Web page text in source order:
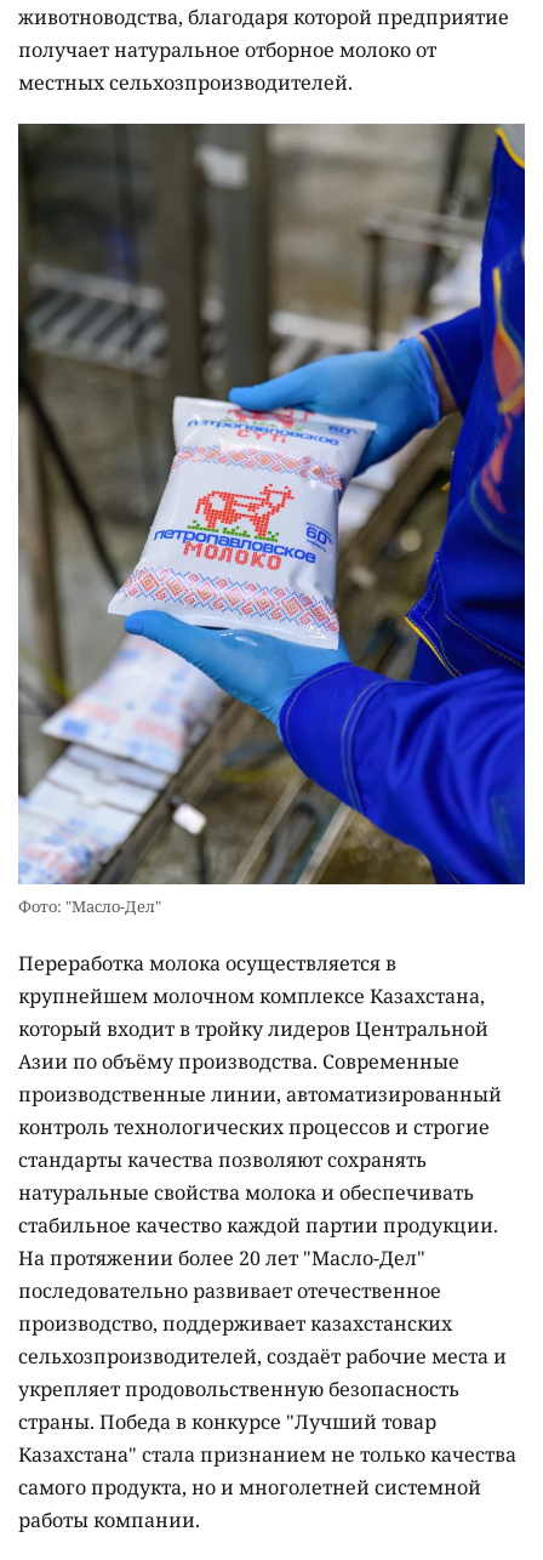
животноводства, благодаря которой предприятие
получает натуральное отборное молоко от
местных сельхозпроизводителей.
Фото: "Масло-Дел"
Переработка молока осуществляется в
крупнейшем молочном комплексе Казахстана,
который входит в тройку лидеров Центральной
Азии по объёму производства. Современные
производственные линии, автоматизированный
контроль технологических процессов и строгие
стандарты качества позволяют сохранять
натуральные свойства молока и обеспечивать
стабильное качество каждой партии продукции.
На протяжении более 20 лет "Масло-Дел"
последовательно развивает отечественное
производство, поддерживает казахстанских
сельхозпроизводителей, создаёт рабочие места и
укрепляет продовольственную безопасность
страны. Победа в конкурсе "Лучший товар
Казахстана" стала признанием не только качества
самого продукта, но и многолетней системной
работы компании.